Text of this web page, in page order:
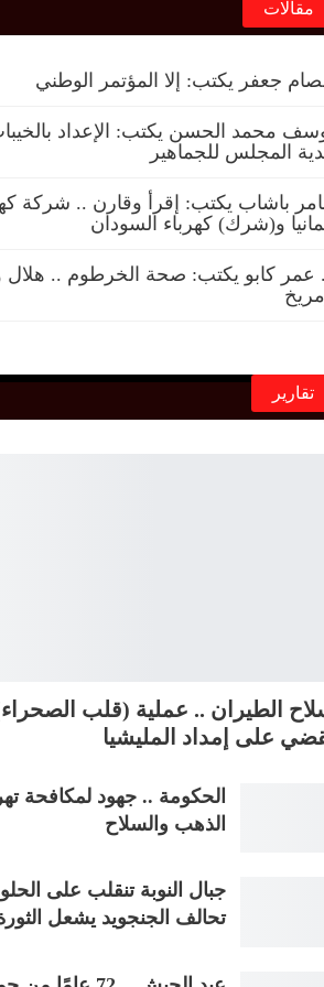
مقالات
جعفر يكتب: إلا المؤتمر الوطني
محمد الحسن يكتب: الإعداد
المجلس للجماهير
باشاب يكتب: إقرأ وقارن .. شركة
و(شرك) كهرباء السودان
عمر كابو يكتب: صحة الخرطوم .. هلال
تقارير
الطيران .. عملية (قلب
على إمداد المليشيا
الحكومة .. جهود لمكافحة
الذهب والسلاح
جبال النوبة تنقلب على
تحالف الجنجويد يشعل